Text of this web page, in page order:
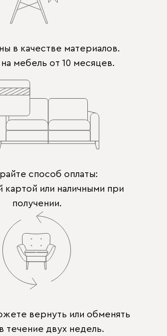
в качестве материалов.
на мебель от 10 месяцев.
способ оплаты:
картой или наличными при
получении.
вернуть или обменять
течение двух недель.